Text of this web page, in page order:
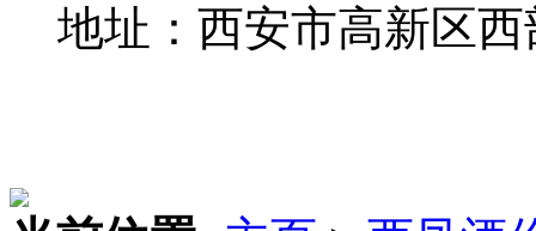
地址：西安市高新区西